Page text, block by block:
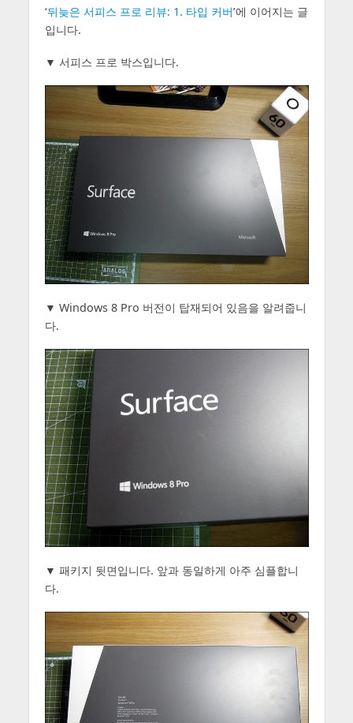
‘뒤늦은 서피스 프로 리뷰: 1. 타입 커버’에 이어지는 글
입니다.
▼ 서피스 프로 박스입니다.
▼ Windows 8 Pro 버전이 탑재되어 있음을 알려줍니
다.
▼ 패키지 뒷면입니다. 앞과 동일하게 아주 심플합니
다.